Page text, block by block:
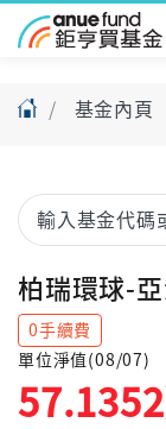
基金內頁
柏瑞環球-
0手續費
單位淨值(08/07)
57.1352